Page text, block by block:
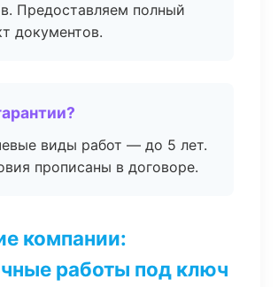
Предоставляем полный
документов.
виды работ — до 5 лет.
прописаны в договоре.
компании:
работы под ключ